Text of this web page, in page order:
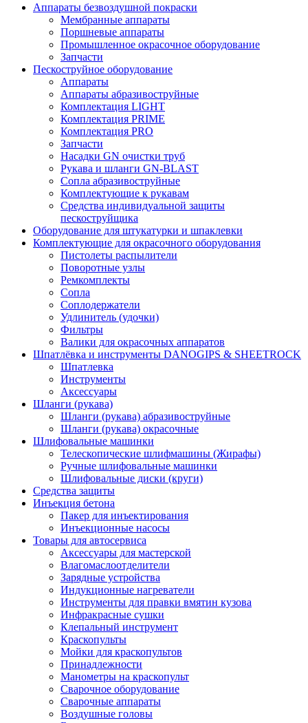
Аппараты безвоздушной покраски
Мембранные аппараты
Поршневые аппараты
Промышленное окрасочное оборудование
Запчасти
Пескоструйное оборудование
Аппараты
Аппараты абразивоструйные
Комплектация LIGHT
Комплектация PRIME
Комплектация PRO
Запчасти
Насадки GN очистки труб
Рукава и шланги GN-BLAST
Сопла абразивоструйные
Комплектующие к рукавам
Средства индивидуальной защиты
пескоструйщика
Оборудование для штукатурки и шпаклевки
Комплектующие для окрасочного оборудования
Пистолеты распылители
Поворотные узлы
Ремкомплекты
Сопла
Соплодержатели
Удлинитель (удочки)
Фильтры
Валики для окрасочных аппаратов
Шпатлёвка и инструменты DANOGIPS & SHEETROCK
Шпатлевка
Инструменты
Аксессуары
Шланги (рукава)
Шланги (рукава) абразивоструйные
Шланги (рукава) окрасочные
Шлифовальные машинки
Телескопические шлифмашины (Жирафы)
Ручные шлифовальные машинки
Шлифовальные диски (круги)
Средства защиты
Инъекция бетона
Пакер для инъектирования
Инъекционные насосы
Товары для автосервиса
Аксессуары для мастерской
Влагомаслоотделители
Зарядные устройства
Индукционные нагреватели
Инструменты для правки вмятин кузова
Инфракрасные сушки
Клепальный инструмент
Краскопульты
Мойки для краскопультов
Принадлежности
Манометры на краскопульт
Сварочное оборудование
Сварочные аппараты
Воздушные головы